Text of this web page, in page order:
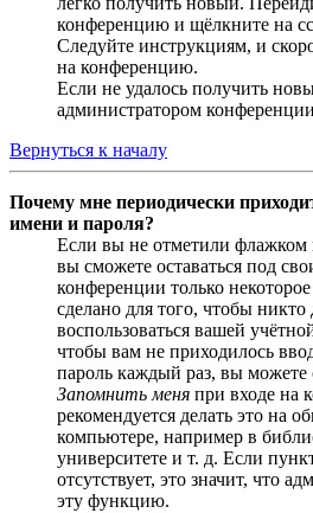
конференцию и щёлкните на
Следуйте инструкциям, и
на конференцию.
Если не удалось получить
администратором
Вернуться к началу
Почему мне периодически
имени и пароля?
Если вы не отметили флажком
вы сможете оставаться под
конференции только
сделано для того, чтобы никто
воспользоваться вашей
чтобы вам не приходилось
пароль каждый раз, вы
Запомнить меня при входе на
рекомендуется делать это на
компьютере, например в
университете и т. д. Если
отсутствует, это значит, что
эту функцию.